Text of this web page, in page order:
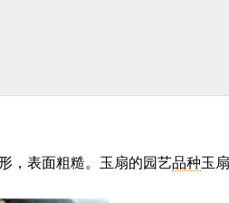
，表面粗糙。玉扇的园艺品种玉